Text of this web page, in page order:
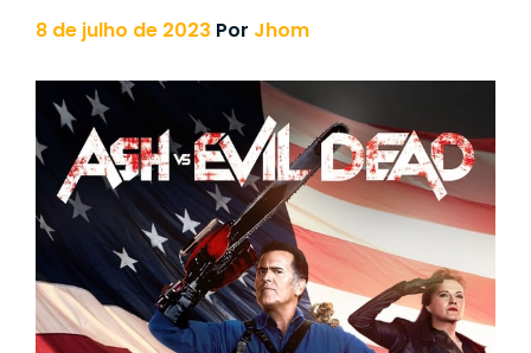
8 de julho de 2023 Por Jhom